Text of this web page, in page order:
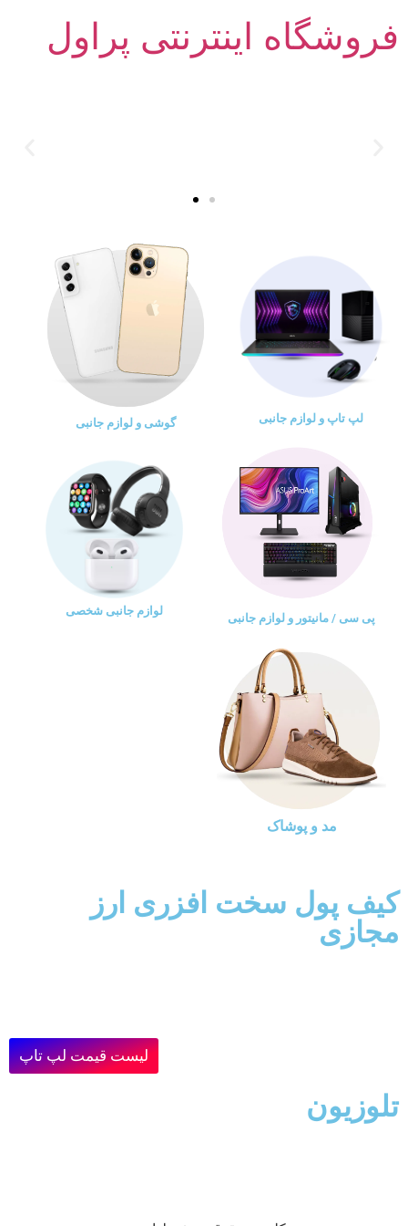
فروشگاه اینترنتی پراول
لپ تاپ و لوازم جانبی گوشی و لوازم جانبی
پی سی / مانیتور و لوازم جانبی
لوازم جانبی شخصی
مد و پوشاک
کیف پول سخت افزری ارز
مجازی
لیست قیمت لپ تاپ
تلوزیون